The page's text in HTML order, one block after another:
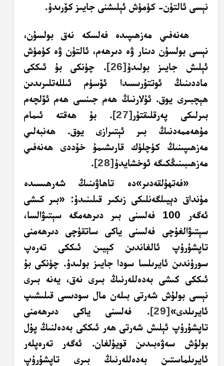
نېسى ئالتۇن- كۈمۈش ئېلىشنى جايىز كۆرىدۇ.
ھەنەفىي مەزھىپىدە فەلسكە نەق بولسۇن،
نېسى بولسۇن دىنار ۋە دىرھەم، ئالتۇن ۋە كۈمۈش
ئېلىش جايىز بولىدۇ[26]. چۈنكى بۇ ئىككى
ماددىنىڭ ئوتتۇرىسىدا ئۆسۈم ئىللەتلىرىدىن
ھېچبىرى يوق. ئۇلارنىڭ ھەمجىنسى ھەم ئۆلچەم
بىرلىكى پەرقلىقتۇر[27]. بۇ ھەقتە ئىمام
مۇھەممەدنىڭ بىر ئېتىرازى يوق. ھەنبەلىي
مەزھىپىنىڭ كۈچلۈك قارىشىمۇ خۇددى ھەنەفىي
مەزھىبىنىڭكىگە ئوخشايدۇ[28]
.
«فەتھۇلقەدىر»دە تاھاۋىنىڭ شەرھىسىدە
مۇنداق دېيىلگەنلىكى زىكىر قىلىنىدۇ: «بىر كىشى
ئەگەر 100 فەلسنى بىر دىرھەمگە سېتىۋالسا،
سېتىۋالغۇچى فەلسنى ياكى ساتقۇچى دىرھەمنى
تاپشۇرۇپ ئالغاندىن كېيىن ئىككى تەرەپ
سورۇندىن ئايرىلسا سودا جايىز بولىدۇ. چۈنكى بۇ
ئىككى كىشى بەدەللەرنىڭ بىرى نەق، يەنە بىرى
نېسى بولۇش شەرتى بىلەن مال سودىسى قىلىشىپ
ئايرىلدى»[29]. فەلسنى ياكى دىرھەمنى
تاپشۇرۇپ ئېلىش شەرتى ھەر ئىككى بەدەلنىڭ پۇل
بولۇش سەۋەبىدىن قويۇلغان. ئەگەر تەرەپلەر
ئايرىلماستىن بەدەللەرنىڭ بىرى تاپشۇرۇپ